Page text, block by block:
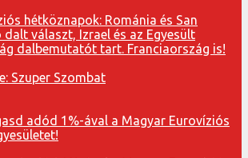
hétköznapok: Románia és San
dalt választ, Izrael és az Egyesült
dalbemutatót tart. Franciaország is!
Szuper Szombat
adód 1%-ával a Magyar Eurovíziós